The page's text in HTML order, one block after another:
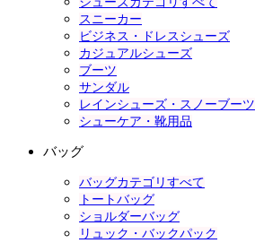
スニーカー
ビジネス・ドレスシューズ
カジュアルシューズ
ブーツ
サンダル
レインシューズ・スノーブーツ
シューケア・靴用品
バッグ
バッグカテゴリすべて
トートバッグ
ショルダーバッグ
リュック・バックパック